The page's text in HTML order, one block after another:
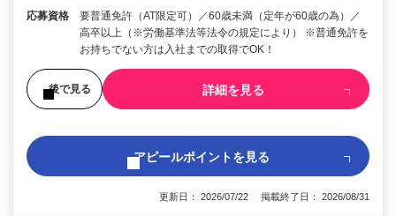
応募資格
要普通免許（AT限定可）／60歳未満（定年が60歳の為）／
高卒以上（※労働基準法等法令の規定により） ※普通免許を
お持ちでない方は入社までの取得でOK！
後で見る 詳細を見る
アピールポイントを見る
更新日： 2026/07/22 掲載終了日： 2026/08/31